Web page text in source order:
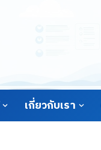
เกี่ยวกับเรา